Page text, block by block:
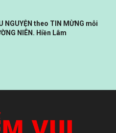
NGUYỆN theo TIN MỪNG mỗi
NIÊN. Hiền Lâm